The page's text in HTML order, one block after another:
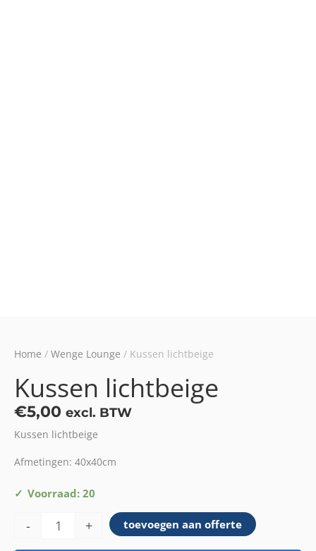
Home / Wenge Lounge / Kussen lichtbeige
Kussen lichtbeige
€5,00 excl. BTW
Kussen lichtbeige
Afmetingen: 40x40cm
Voorraad: 20
-
Kussen
aantal
+ toevoegen aan offerte